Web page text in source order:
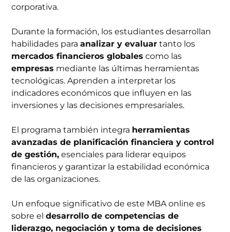
corporativa.
Durante la formación, los estudiantes desarrollan
habilidades paraanalizar y evaluar tanto los
mercados financieros globales como las
empresas mediante las últimas herramientas
tecnológicas. Aprenden a interpretar los
indicadores económicos que influyen en las
inversiones y las decisiones empresariales.
El programa también integra herramientas
avanzadas de planificación financiera y control
de gestión, esenciales para liderar equipos
financieros y garantizar la estabilidad económica
de las organizaciones.
Un enfoque significativo de este MBA online es
sobre eldesarrollo de competencias de
liderazgo, negociación y toma de decisiones